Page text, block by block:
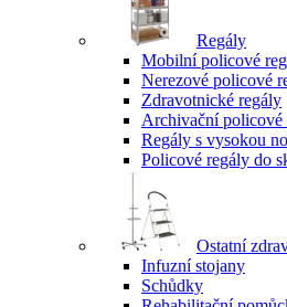
Regály
Mobilní policové
Nerezové policové
Zdravotnické regály
Archivační policové
Regály s vysokou
Policové regály do
Ostatní
Infuzní stojany
Schůdky